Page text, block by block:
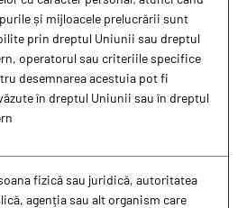
și mijloacele prelucrării sunt
prin dreptul Uniunii sau dreptul
operatorul sau criteriile specifice
desemnarea acestuia pot fi
în dreptul Uniunii sau în dreptul
fizică sau juridică, autoritatea
agenția sau alt organism care